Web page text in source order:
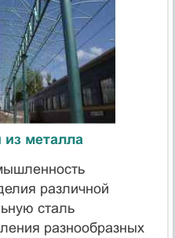
из металла
различной
сталь
разнообразных